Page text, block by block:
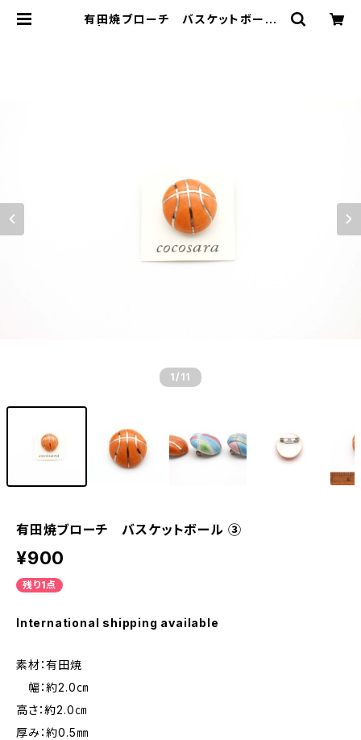
有田焼ブローチ バスケットボール
1 /11
有田焼ブローチ バスケットボール ③
¥900
残り1点
International shipping available
素材：有田焼
幅：約2.0㎝
高さ：約2.0㎝
厚み：約0.5㎜